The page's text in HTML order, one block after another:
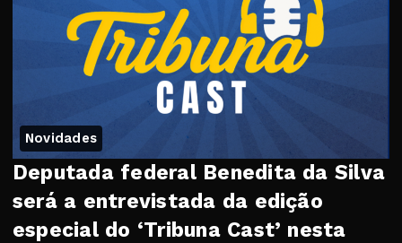
Novidades
Deputada federal Benedita da Silva
será a entrevistada da edição
especial do ‘Tribuna Cast’ nesta